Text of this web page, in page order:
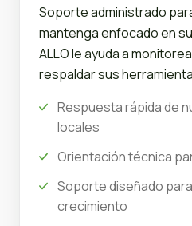
Soporte administrado
mantenga enfocado en
ALLO le ayuda a
respaldar sus
Respuesta rápida de
locales
Orientación técnica
Soporte diseñado
crecimiento